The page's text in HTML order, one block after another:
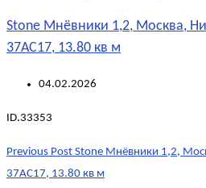
Stone Мнёвники 1,2, Москва,
37АС17, 13.80 кв м
04.02.2026
ID.33353
Post
navigation
Previous Post Stone Мнёвники 1,2,
37АС17, 13.80 кв м